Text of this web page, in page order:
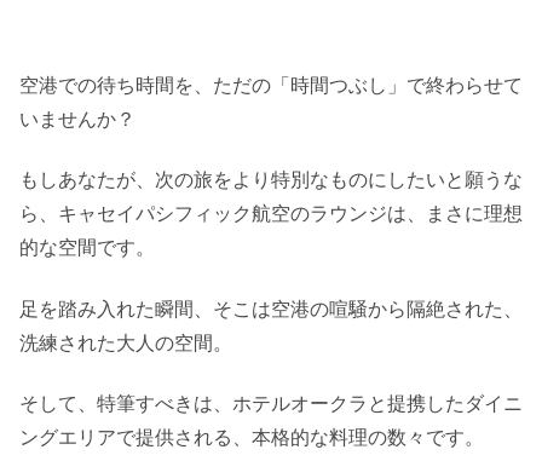
空港での待ち時間を、ただの「時間つぶし」で終わらせて
いませんか？
もしあなたが、次の旅をより特別なものにしたいと願うな
ら、キャセイパシフィック航空のラウンジは、まさに理想
的な空間です。
足を踏み入れた瞬間、そこは空港の喧騒から隔絶された、
洗練された大人の空間。
そして、特筆すべきは、ホテルオークラと提携したダイニ
ングエリアで提供される、本格的な料理の数々です。